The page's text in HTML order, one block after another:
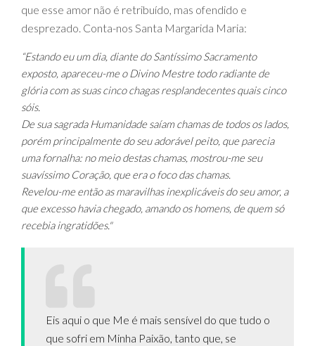
que esse amor não é retribuído, mas ofendido e
desprezado. Conta-nos Santa Margarida Maria:
“Estando eu um dia, diante do Santíssimo Sacramento
exposto, apareceu-me o Divino Mestre todo radiante de
glória com as suas cinco chagas resplandecentes quais cinco
sóis.
De sua sagrada Humanidade saíam chamas de todos os lados,
porém principalmente do seu adorável peito, que parecia
uma fornalha: no meio destas chamas, mostrou-me seu
suavíssimo Coração, que era o foco das chamas.
Revelou-me então as maravilhas inexplicáveis do seu amor, a
que excesso havia chegado, amando os homens, de quem só
recebia ingratidões."
Eis aqui o que Me é mais sensível do que tudo o
que sofri em Minha Paixão, tanto que, se